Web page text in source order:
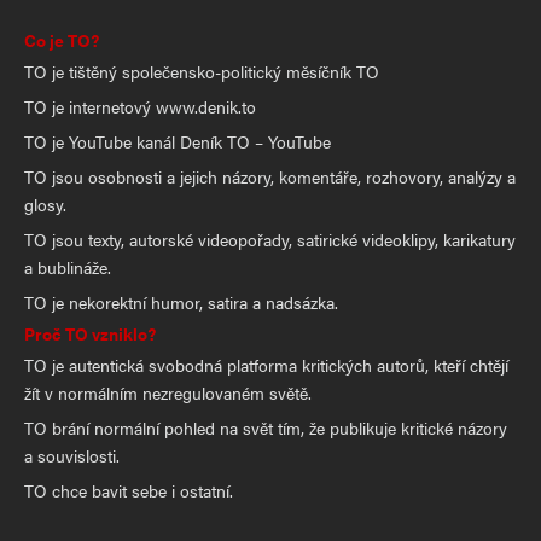
Co je TO?
TO je tištěný společensko-politický měsíčník TO
TO je internetový www.denik.to
TO je YouTube kanál Deník TO – YouTube
TO jsou osobnosti a jejich názory, komentáře, rozhovory, analýzy a
glosy.
TO jsou texty, autorské videopořady, satirické videoklipy, karikatury
a bublináže.
TO je nekorektní humor, satira a nadsázka.
Proč TO vzniklo?
TO je autentická svobodná platforma kritických autorů, kteří chtějí
žít v normálním nezregulovaném světě.
TO brání normální pohled na svět tím, že publikuje kritické názory
a souvislosti.
TO chce bavit sebe i ostatní.